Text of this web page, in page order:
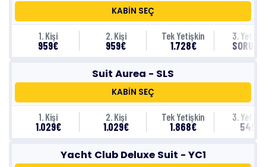
KABİN SEÇ
1. Kişi
959€
2. Kişi
959€
Tek Yetişkin
1.728€
3.
Suit Aurea - SLS
KABİN SEÇ
1. Kişi
1.029€
2. Kişi
1.029€
Tek Yetişkin
1.868€
3.
549€
Yacht Club Deluxe Suit - YC1